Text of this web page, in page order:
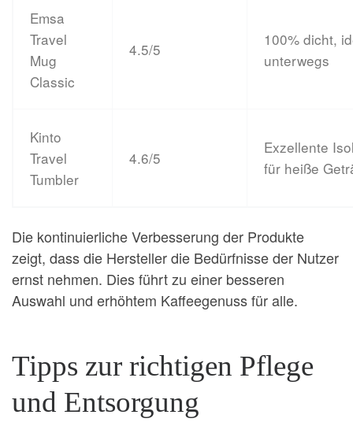
Emsa
Travel
Mug
Classic
4.5/5
100% dicht,
unterwegs
Kinto
Travel
Tumbler
4.6/5
Exzellente
für heiße
Die kontinuierliche Verbesserung der Produkte
zeigt, dass die Hersteller die Bedürfnisse der Nutzer
ernst nehmen. Dies führt zu einer besseren
Auswahl und erhöhtem Kaffeegenuss für alle.
Tipps zur richtigen Pflege
und Entsorgung